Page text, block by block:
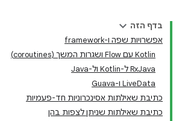
בדף הזה
אפשרויות שפה ו-framework
‫Kotlin עם Flow ושגרות המשך (coroutines)
‫RxJava ל-Kotlin ול-Java
‫LiveData ו-Guava
כתיבת שאילתות אסינכרוניות חד-פעמיות
כתיבת שאילתות שניתן לצפות בהן